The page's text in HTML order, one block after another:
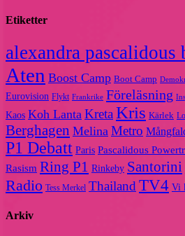
Etiketter
alexandra pascalidous
Aten Boost Camp Boot Camp
Eurovision Flykt Frankrike Föreläsning
Kaos Koh Lanta Kreta Kris Kärlek
Berghagen Melina Metro
P1 Debatt Paris Pascalidous
Rasism Ring P1 Rinkeby Santorini
Radio Tess Merkel Thailand TV4 Vi
Arkiv